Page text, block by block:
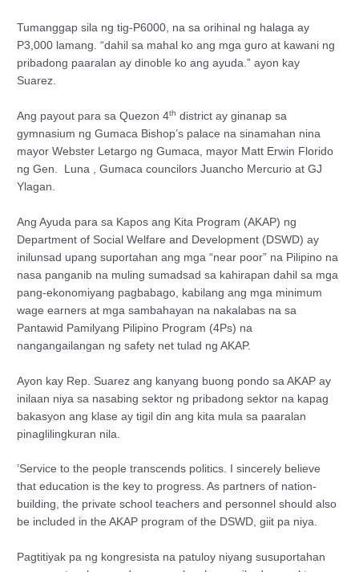
Tumanggap sila ng tig-P6000, na sa orihinal ng halaga ay
P3,000 lamang. “dahil sa mahal ko ang mga guro at kawani ng
pribadong paaralan ay dinoble ko ang ayuda.” ayon kay
Suarez.
Ang payout para sa Quezon 4th district ay ginanap sa
gymnasium ng Gumaca Bishop’s palace na sinamahan nina
mayor Webster Letargo ng Gumaca, mayor Matt Erwin Florido
ng Gen. Luna , Gumaca councilors Juancho Mercurio at GJ
Ylagan.
Ang Ayuda para sa Kapos ang Kita Program (AKAP) ng
Department of Social Welfare and Development (DSWD) ay
inilunsad upang suportahan ang mga “near poor” na Pilipino na
nasa panganib na muling sumadsad sa kahirapan dahil sa mga
pang-ekonomiyang pagbabago, kabilang ang mga minimum
wage earners at mga sambahayan na nakalabas na sa
Pantawid Pamilyang Pilipino Program (4Ps) na
nangangailangan ng safety net tulad ng AKAP.
Ayon kay Rep. Suarez ang kanyang buong pondo sa AKAP ay
inilaan niya sa nasabing sektor ng pribadong sektor na kapag
bakasyon ang klase ay tigil din ang kita mula sa paaralan
pinaglilingkuran nila.
’Service to the people transcends politics. I sincerely believe
that education is the key to progress. As partners of nation-
building, the private school teachers and personnel should also
be included in the AKAP program of the DSWD, giit pa niya.
Pagtitiyak pa ng kongresista na patuloy niyang susuportahan